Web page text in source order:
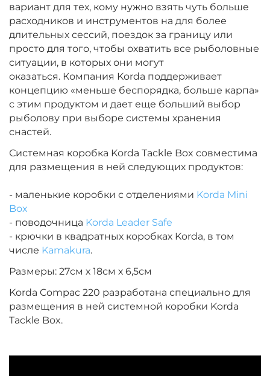
вариант для тех, кому нужно взять чуть больше
расходников и инструментов на для более
длительных сессий, поездок за границу или
просто для того, чтобы охватить все рыболовные
ситуации, в которых они могут
оказаться. Компания Korda поддерживает
концепцию «меньше беспорядка, больше карпа»
с этим продуктом и дает еще больший выбор
рыболову при выборе системы хранения
снастей.
Системная коробка Korda Tackle Box совместима
для размещения в ней следующих продуктов:
- маленькие коробки с отделениями Korda Mini
Box
- поводочница Korda Leader Safe
- крючки в квадратных коробках Korda, в том
числе Kamakura.
Размеры: 27см х 18см х 6,5см
Korda Compac 220 разработана специально для
размещения в ней системной коробки Korda
Tackle Box.